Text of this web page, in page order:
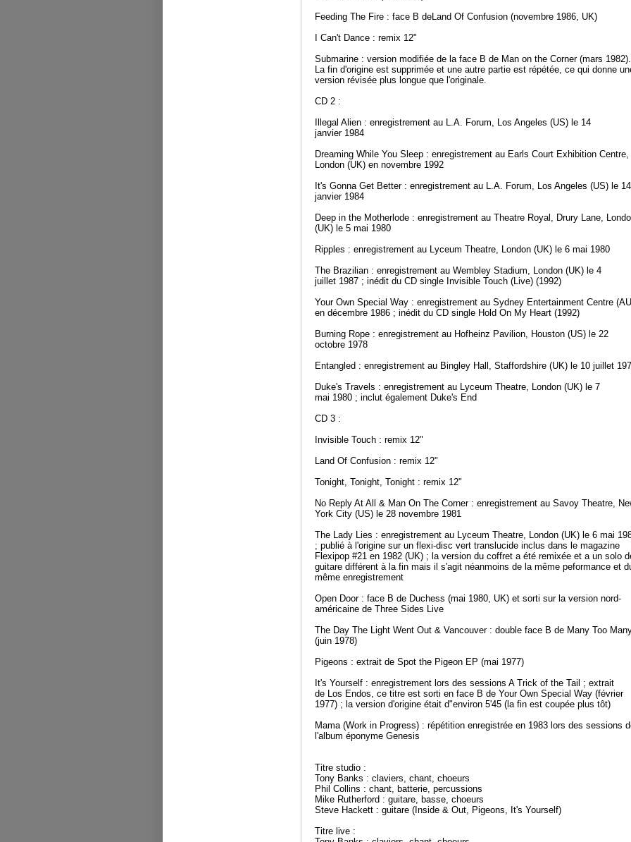
Feeding The Fire : face B deLand Of Confusion (novembre 1986, UK)
I Can't Dance : remix 12"
Submarine : version modifiée de la face B de Man on the Corner (mars 1982).
La fin d'origine est supprimée et une autre partie est répétée, ce qui donne
version révisée plus longue que l'originale.
CD 2 :
Illegal Alien : enregistrement au L.A. Forum, Los Angeles (US) le 14
janvier 1984
Dreaming While You Sleep : enregistrement au Earls Court Exhibition Centre,
London (UK) en novembre 1992
It's Gonna Get Better : enregistrement au L.A. Forum, Los Angeles (US) le 14
janvier 1984
Deep in the Motherlode : enregistrement au Theatre Royal, Drury Lane,
(UK) le 5 mai 1980
Ripples : enregistrement au Lyceum Theatre, London (UK) le 6 mai 1980
The Brazilian : enregistrement au Wembley Stadium, London (UK) le 4
juillet 1987 ; inédit du CD single Invisible Touch (Live) (1992)
Your Own Special Way : enregistrement au Sydney Entertainment Centre
en décembre 1986 ; inédit du CD single Hold On My Heart (1992)
Burning Rope : enregistrement au Hofheinz Pavilion, Houston (US) le 22
octobre 1978
Entangled : enregistrement au Bingley Hall, Staffordshire (UK) le 10 juillet
Duke's Travels : enregistrement au Lyceum Theatre, London (UK) le 7
mai 1980 ; inclut également Duke's End
CD 3 :
Invisible Touch : remix 12"
Land Of Confusion : remix 12"
Tonight, Tonight, Tonight : remix 12"
No Reply At All & Man On The Corner : enregistrement au Savoy Theatre,
York City (US) le 28 novembre 1981
The Lady Lies : enregistrement au Lyceum Theatre, London (UK) le 6 mai
; publié à l'origine sur un flexi-disc vert translucide inclus dans le magazine
Flexipop #21 en 1982 (UK) ; la version du coffret a été remixée et a un solo
guitare différent à la fin mais il s'agit néanmoins de la même peformance et
même enregistrement
Open Door : face B de Duchess (mai 1980, UK) et sorti sur la version nord-
américaine de Three Sides Live
The Day The Light Went Out & Vancouver : double face B de Many Too
(juin 1978)
Pigeons : extrait de Spot the Pigeon EP (mai 1977)
It's Yourself : enregistrement lors des sessions A Trick of the Tail ; extrait
de Los Endos, ce titre est sorti en face B de Your Own Special Way (février
1977) ; la version d'origine était d"environ 5'45 (la fin est coupée plus tôt)
Mama (Work in Progress) : répétition enregistrée en 1983 lors des sessions
l'album éponyme Genesis
Titre studio :
Tony Banks : claviers, chant, choeurs
Phil Collins : chant, batterie, percussions
Mike Rutherford : guitare, basse, choeurs
Steve Hackett : guitare (Inside & Out, Pigeons, It's Yourself)
Titre live :